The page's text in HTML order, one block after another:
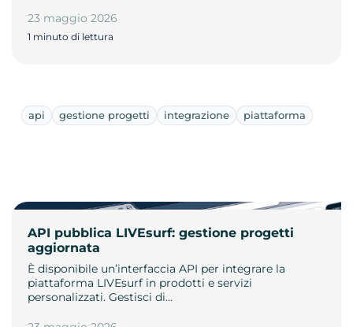
23 maggio 2026
1 minuto di lettura
api gestione progetti integrazione piattaforma
API pubblica LIVEsurf: gestione progetti
aggiornata
È disponibile un’interfaccia API per integrare la
piattaforma LIVEsurf in prodotti e servizi
personalizzati. Gestisci di…